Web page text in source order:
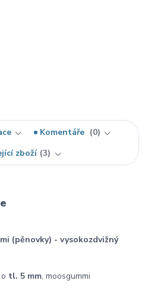
Komentáře
0
zboží 3
(pěnovky) - vysokozdvižný
tl. 5 mm, moosgummi